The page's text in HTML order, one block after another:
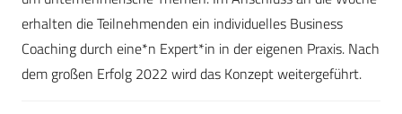
erhalten die Teilnehmenden ein individuelles Business
Coaching durch eine*n Expert*in in der eigenen Praxis. Nach
dem großen Erfolg 2022 wird das Konzept weitergeführt.